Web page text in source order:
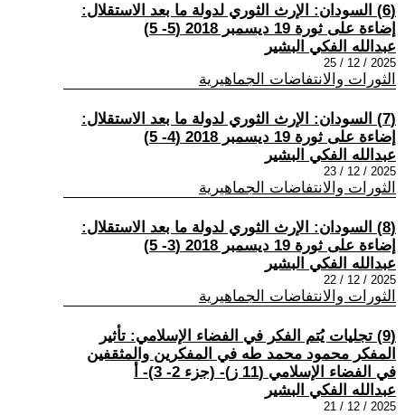
(6) السودان: الإرث الثوري لدولة ما بعد الاستقلال:
إضاءة على ثورة 19 ديسمبر 2018 (5- 5)
عبدالله الفكي البشير
2025 / 12 / 25
الثورات والانتفاضات الجماهيرية
(7) السودان: الإرث الثوري لدولة ما بعد الاستقلال:
إضاءة على ثورة 19 ديسمبر 2018 (4- 5)
عبدالله الفكي البشير
2025 / 12 / 23
الثورات والانتفاضات الجماهيرية
(8) السودان: الإرث الثوري لدولة ما بعد الاستقلال:
إضاءة على ثورة 19 ديسمبر 2018 (3- 5)
عبدالله الفكي البشير
2025 / 12 / 22
الثورات والانتفاضات الجماهيرية
(9) تجليات يُتم الفكر في الفضاء الإسلامي: تأثير
المفكر محمود محمد طه في المفكرين والمثقفين
في الفضاء الإسلامي (11 ز)- (جزء 2- 3)- أ
عبدالله الفكي البشير
2025 / 12 / 21